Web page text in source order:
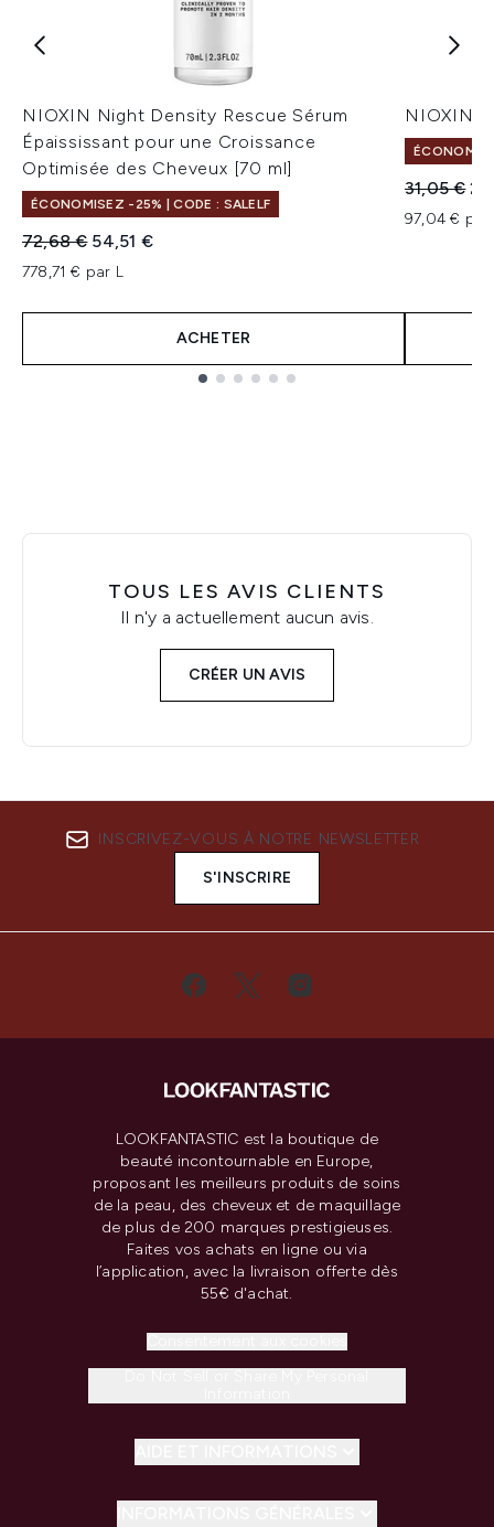
NIOXIN Night Density Rescue Sérum
Épaississant pour une Croissance
Optimisée des Cheveux [70 ml]
ÉCONOMISEZ -25% | CODE : SALELF
Prix de vente :
72,68 € Prix ​​actuel :
54,51 €
778,71 € par L
ACHETER
NIOXIN
Prix de
31,05 €
97,04 € par
TOUS LES AVIS CLIENTS
Il n'y a actuellement aucun avis.
CRÉER UN AVIS
INSCRIVEZ-VOUS À NOTRE NEWSLETTER
S'INSCRIRE
LOOKFANTASTIC est la boutique de
beauté incontournable en Europe,
proposant les meilleurs produits de soins
de la peau, des cheveux et de maquillage
de plus de 200 marques prestigieuses.
Faites vos achats en ligne ou via
l’application, avec la livraison offerte dès
55€ d'achat.